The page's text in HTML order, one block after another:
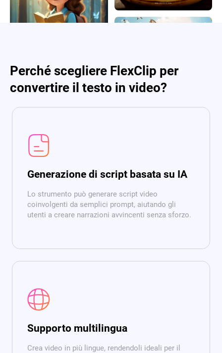
Perché scegliere FlexClip per
convertire il testo in video?
Generazione di script basata su IA
Lo strumento può generare script video
coinvolgenti da semplici prompt, aiutando gli
utenti a creare narrazioni avvincenti senza sforzo.
Supporto multilingua
Crea video in più lingue, rendendoli ideali per il